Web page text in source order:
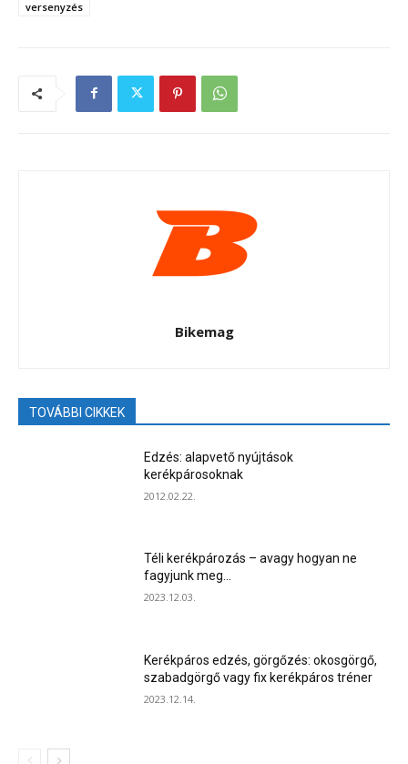
versenyzés
Bikemag
TOVÁBBI CIKKEK
Edzés: alapvető nyújtások
kerékpárosoknak
2012.02.22.
Téli kerékpározás – avagy hogyan ne
fagyjunk meg…
2023.12.03.
Kerékpáros edzés, görgőzés: okosgörgő,
szabadgörgő vagy fix kerékpáros tréner
2023.12.14.